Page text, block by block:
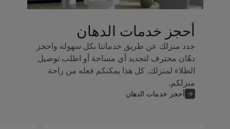
أحجز خدمات الدهان
جدد منزلك عن طريق خدماتنا بكل سهوله واحجز
دهّان محترف لتجديد أي مساحة أو اطلب توصيل
الطلاء لمنزلك. كل هذا يمكنكم فعله من راحة
منزلكم.
أحجز خدمات الدهان